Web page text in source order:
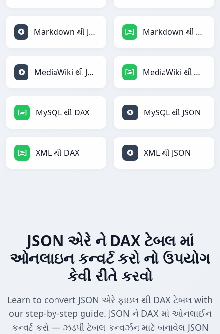
Markdown થી JSON Markdown થી DAX
MediaWiki થી JSON MediaWiki થી DAX
MySQL થી DAX MySQL થી JSON
XML થી DAX XML થી JSON
JSON એરે ને DAX ટેબલ માં
ઓનલાઇન કન્વર્ટ કરો નો ઉપયોગ
કેવી રીતે કરવો
Learn to convert JSON એરે ફાઇલ થી DAX ટેબલ with
our step-by-step guide. JSON ને DAX માં ઓનલાઈન
કન્વર્ટ કરો — ઝડપી ટેબલ કન્વર્ઝન માટે બનાવેલ JSON